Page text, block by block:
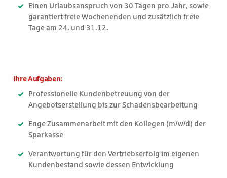
Einen Urlaubsanspruch von 30 Tagen pro Jahr, sowie
garantiert freie Wochenenden und zusätzlich freie
Tage am 24. und 31.12.
Ihre Aufgaben:
Professionelle Kundenbetreuung von der
Angebotserstellung bis zur Schadensbearbeitung
Enge Zusammenarbeit mit den Kollegen (m/w/d) der
Sparkasse
Verantwortung für den Vertriebserfolg im eigenen
Kundenbestand sowie dessen Entwicklung